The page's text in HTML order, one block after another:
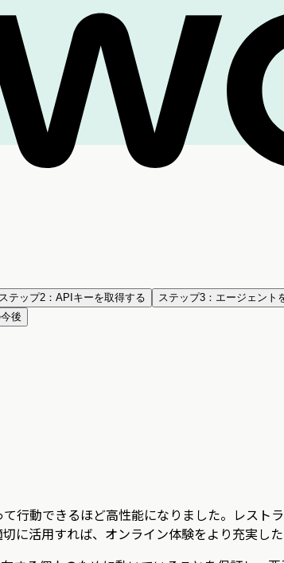
ステップ2：APIキーを取得する ステップ3：エージェント
後
行動できるほど高性能になりました。レスト
に活用すれば、オンライン体験をより充実した